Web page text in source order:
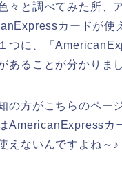
々と調べてみた所、
カードが使
つに、「
あることが分かりまし
の方がこちらのペー
AmericanExpressカ
えないんですよね～♪